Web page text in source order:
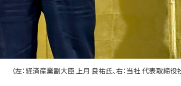
（左：経済産業副大臣 上月 良祐氏、右：当社 代表取締役